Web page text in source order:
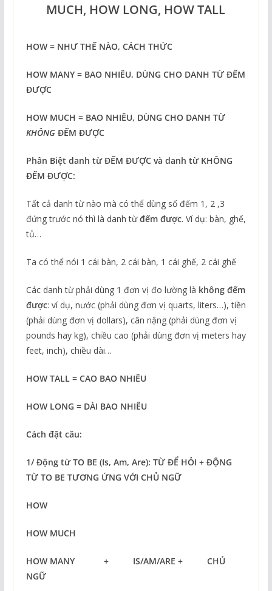
MUCH, HOW LONG, HOW TALL
HOW = NHƯ THẾ NÀO, CÁCH THỨC
HOW MANY = BAO NHIÊU, DÙNG CHO DANH TỪ ĐẾM
ĐƯỢC
HOW MUCH = BAO NHIÊU, DÙNG CHO DANH TỪ
KHÔNGĐẾM ĐƯỢC
Phân Biệt danh từ ĐẾM ĐƯỢC và danh từ KHÔNG
ĐẾM ĐƯỢC:
Tất cả danh từ nào mà có thể dùng số đếm 1, 2 ,3
đứng trước nó thì là danh từđếm được. Ví dụ: bàn, ghế,
tủ…
Ta có thể nói 1 cái bàn, 2 cái bàn, 1 cái ghế, 2 cái ghế
Các danh từ phải dùng 1 đơn vị đo lường là không đếm
được: ví dụ, nước (phải dùng đơn vị quarts, liters…), tiền
(phải dùng đơn vị dollars), cân nặng (phải dùng đơn vị
pounds hay kg), chiều cao (phải dùng đơn vị meters hay
feet, inch), chiều dài…
HOW TALL = CAO BAO NHIÊU
HOW LONG = DÀI BAO NHIÊU
Cách đặt câu:
1/ Động từ TO BE (Is, Am, Are): TỪ ĐỂ HỎI + ĐỘNG
TỪ TO BE TƯƠNG ỨNG VỚI CHỦ NGỮ
HOW
HOW MUCH
HOW MANY + IS/AM/ARE + CHỦ
NGỮ